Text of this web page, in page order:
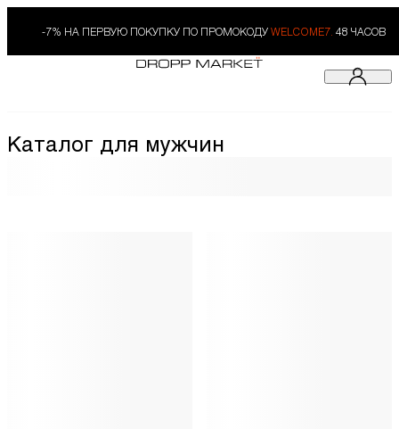
-7% НА ПЕРВУЮ ПОКУПКУ ПО ПРОМОКОДУ WELCOME7. 48 ЧАСОВ
Каталог для мужчин